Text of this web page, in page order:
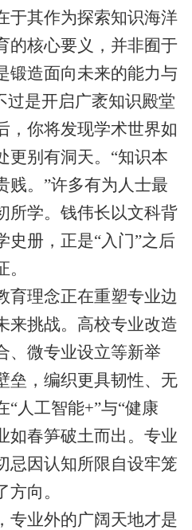
其作为探索知识海洋
的核心要义，并非囿于
锻造面向未来的能力与
过是开启广袤知识殿堂
，你将发现学术世界如
更别有洞天。“知识本
贱。”许多有为人士最
所学。钱伟长以文科背
史册，正是“入门”之后
理念正在重塑专业边
来挑战。高校专业改造
、微专业设立等新举
垒，编织更具韧性、无
人工智能+”与“健康
如春笋破土而出。专业
忌因认知所限自设牢笼
向。
业外的广阔天地才是